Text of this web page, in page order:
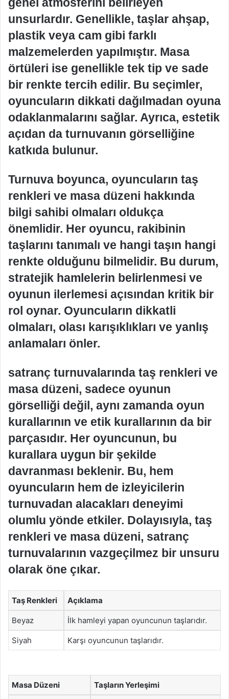
unsurlardır. Genellikle, taşlar ahşap,
plastik veya cam gibi farklı
malzemelerden yapılmıştır. Masa
örtüleri ise genellikle tek tip ve sade
bir renkte tercih edilir. Bu seçimler,
oyuncuların dikkati dağılmadan oyuna
odaklanmalarını sağlar. Ayrıca, estetik
açıdan da turnuvanın görselliğine
katkıda bulunur.
Turnuva boyunca, oyuncuların taş
renkleri ve masa düzeni hakkında
bilgi sahibi olmaları oldukça
önemlidir. Her oyuncu, rakibinin
taşlarını tanımalı ve hangi taşın hangi
renkte olduğunu bilmelidir. Bu durum,
stratejik hamlelerin belirlenmesi ve
oyunun ilerlemesi açısından kritik bir
rol oynar. Oyuncuların dikkatli
olmaları, olası karışıklıkları ve yanlış
anlamaları önler.
satranç turnuvalarında taş renkleri ve
masa düzeni, sadece oyunun
görselliği değil, aynı zamanda oyun
kurallarının ve etik kurallarının da bir
parçasıdır. Her oyuncunun, bu
kurallara uygun bir şekilde
davranması beklenir. Bu, hem
oyuncuların hem de izleyicilerin
turnuvadan alacakları deneyimi
olumlu yönde etkiler. Dolayısıyla, taş
renkleri ve masa düzeni, satranç
turnuvalarının vazgeçilmez bir unsuru
olarak öne çıkar.
Taş Renkleri Açıklama
Beyaz İlk hamleyi yapan oyuncunun taşlarıdır.
Siyah Karşı oyuncunun taşlarıdır.
Masa Düzeni Taşların Yerleşimi